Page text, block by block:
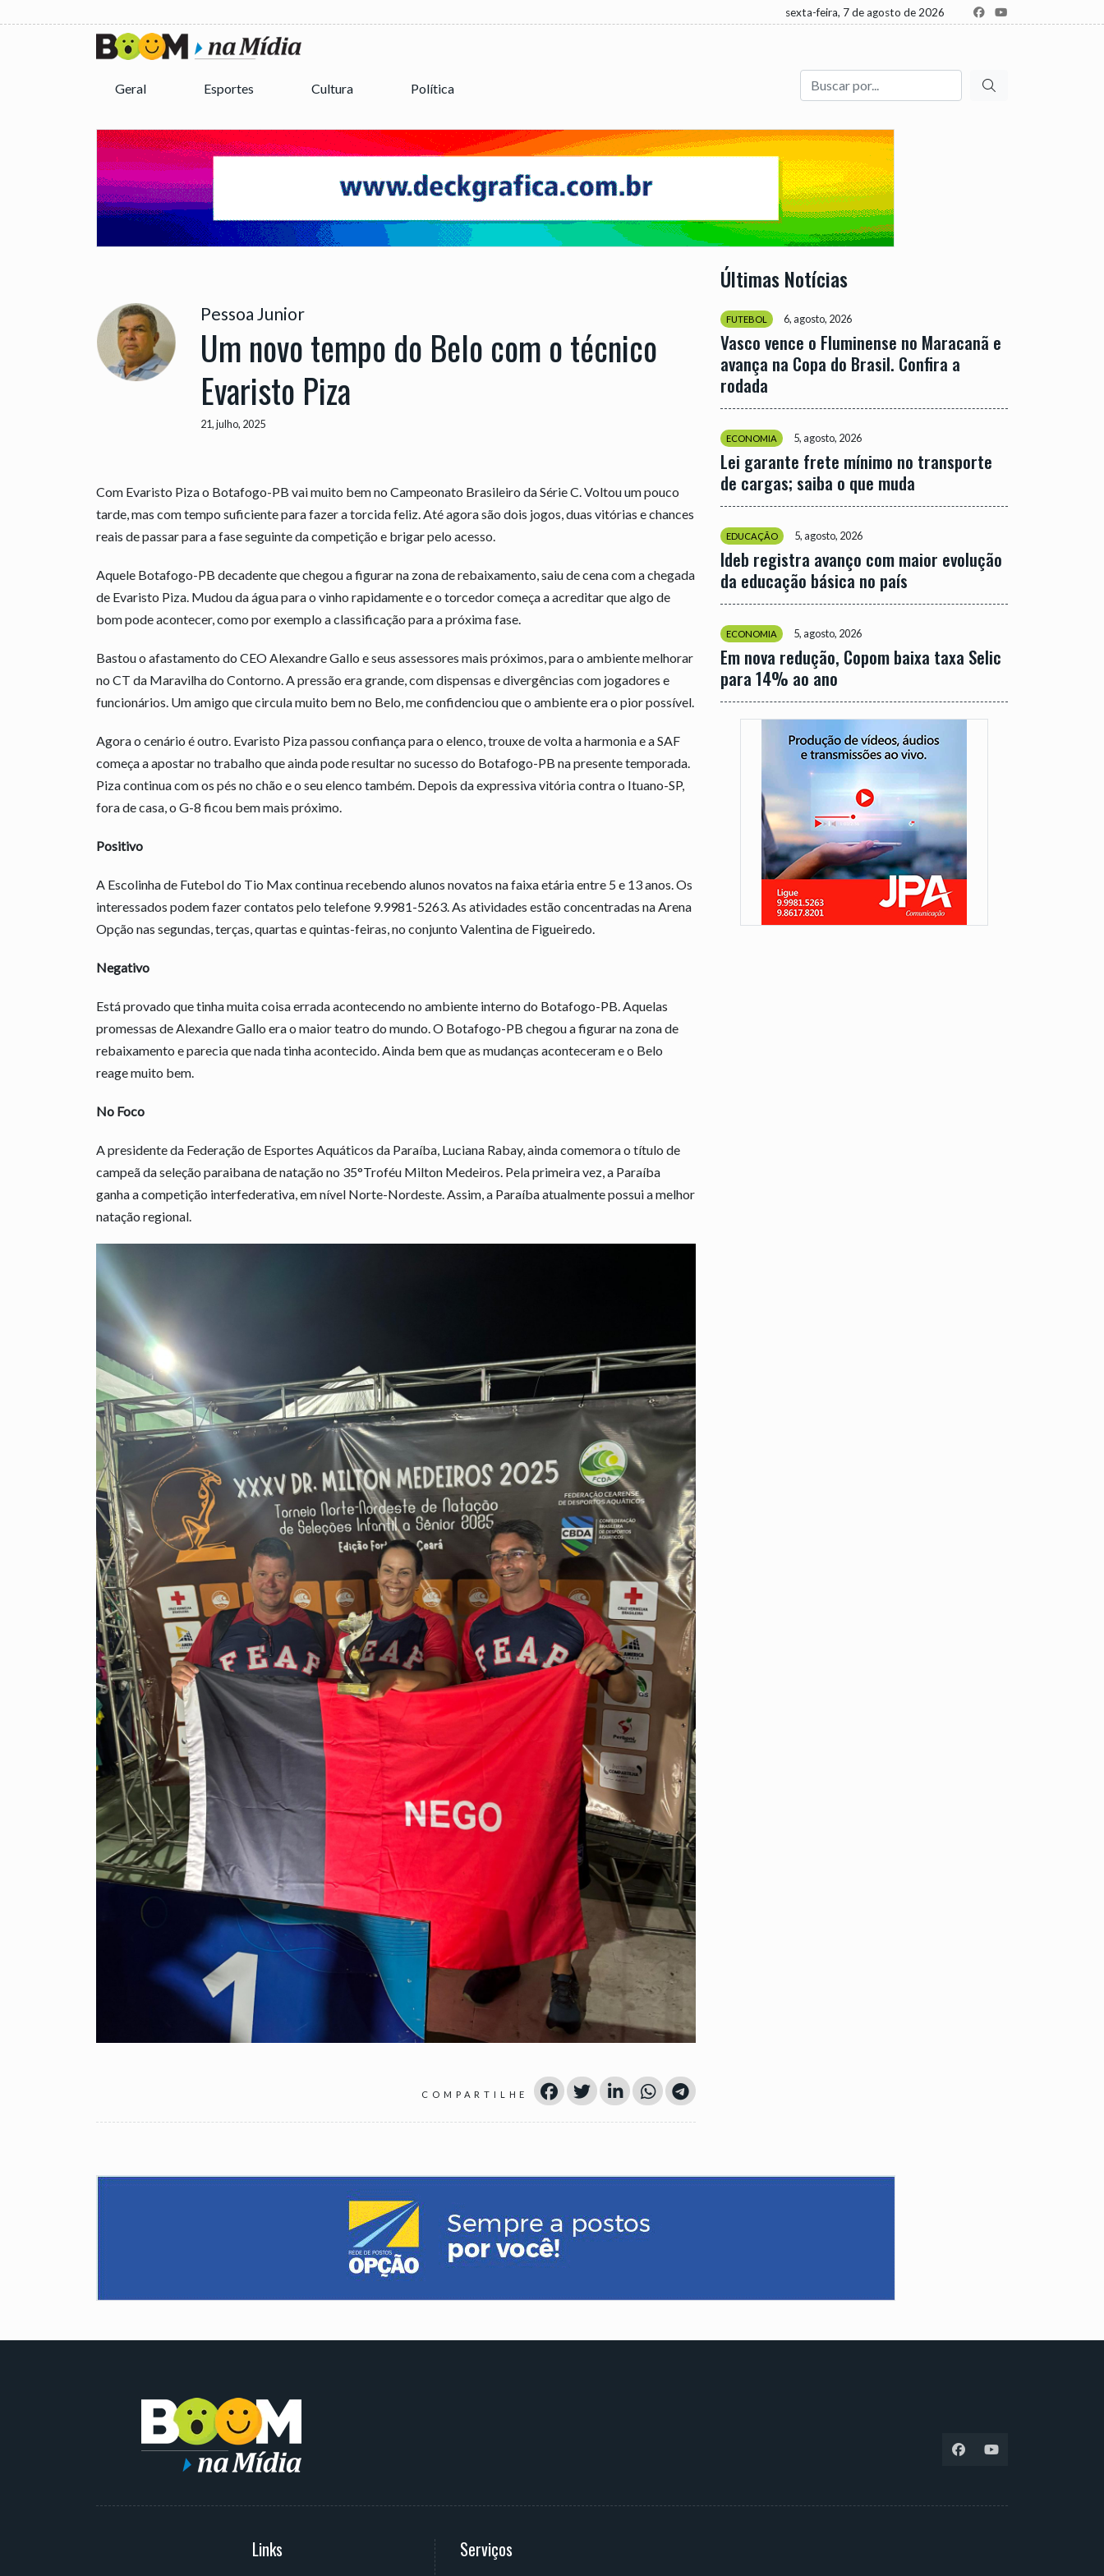
sexta-feira, 7 de agosto de 2026
Geral Esportes Cultura Política
Buscar
Pessoa Junior
Um novo tempo do Belo com o técnico
Evaristo Piza
21, julho, 2025
Com Evaristo Piza o Botafogo-PB vai muito bem no Campeonato Brasileiro da Série C. Voltou um pouco
tarde, mas com tempo suficiente para fazer a torcida feliz. Até agora são dois jogos, duas vitórias e chances
reais de passar para a fase seguinte da competição e brigar pelo acesso.
Aquele Botafogo-PB decadente que chegou a figurar na zona de rebaixamento, saiu de cena com a chegada
de Evaristo Piza. Mudou da água para o vinho rapidamente e o torcedor começa a acreditar que algo de
bom pode acontecer, como por exemplo a classificação para a próxima fase.
Bastou o afastamento do CEO Alexandre Gallo e seus assessores mais próximos, para o ambiente melhorar
no CT da Maravilha do Contorno. A pressão era grande, com dispensas e divergências com jogadores e
funcionários. Um amigo que circula muito bem no Belo, me confidenciou que o ambiente era o pior possível.
Agora o cenário é outro. Evaristo Piza passou confiança para o elenco, trouxe de volta a harmonia e a SAF
começa a apostar no trabalho que ainda pode resultar no sucesso do Botafogo-PB na presente temporada.
Piza continua com os pés no chão e o seu elenco também. Depois da expressiva vitória contra o Ituano-SP,
fora de casa, o G-8 ficou bem mais próximo.
Positivo
A Escolinha de Futebol do Tio Max continua recebendo alunos novatos na faixa etária entre 5 e 13 anos. Os
interessados podem fazer contatos pelo telefone 9.9981-5263. As atividades estão concentradas na Arena
Opção nas segundas, terças, quartas e quintas-feiras, no conjunto Valentina de Figueiredo.
Negativo
Está provado que tinha muita coisa errada acontecendo no ambiente interno do Botafogo-PB. Aquelas
promessas de Alexandre Gallo era o maior teatro do mundo. O Botafogo-PB chegou a figurar na zona de
rebaixamento e parecia que nada tinha acontecido. Ainda bem que as mudanças aconteceram e o Belo
reage muito bem.
No Foco
A presidente da Federação de Esportes Aquáticos da Paraíba, Luciana Rabay, ainda comemora o título de
campeã da seleção paraibana de natação no 35°Troféu Milton Medeiros. Pela primeira vez, a Paraíba
ganha a competição interfederativa, em nível Norte-Nordeste. Assim, a Paraíba atualmente possui a melhor
natação regional.
COMPARTILHE
Últimas Notícias
FUTEBOL 6, agosto, 2026
Vasco vence o Fluminense no Maracanã e
avança na Copa do Brasil. Confira a
rodada
ECONOMIA 5, agosto, 2026
Lei garante frete mínimo no transporte
de cargas; saiba o que muda
EDUCAÇÃO 5, agosto, 2026
Ideb registra avanço com maior evolução
da educação básica no país
ECONOMIA 5, agosto, 2026
Em nova redução, Copom baixa taxa Selic
para 14% ao ano
Links Serviços
Serviços